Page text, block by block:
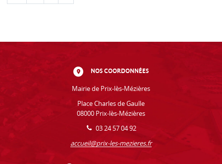
NOS COORDONNÉES
Mairie de Prix-lès-Mézières
Place Charles de Gaulle
08000 Prix-lès-Mézières
03 24 57 04 92
accueil@prix-les-mezieres.fr